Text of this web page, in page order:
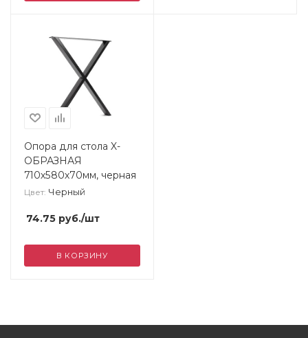
Опора для стола X-
ОБРАЗНАЯ
710х580х70мм, черная
Цвет: Черный
74.75 руб./шт
В КОРЗИНУ